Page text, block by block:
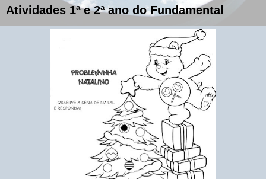
Atividades 1ª e 2ª ano do Fundamental